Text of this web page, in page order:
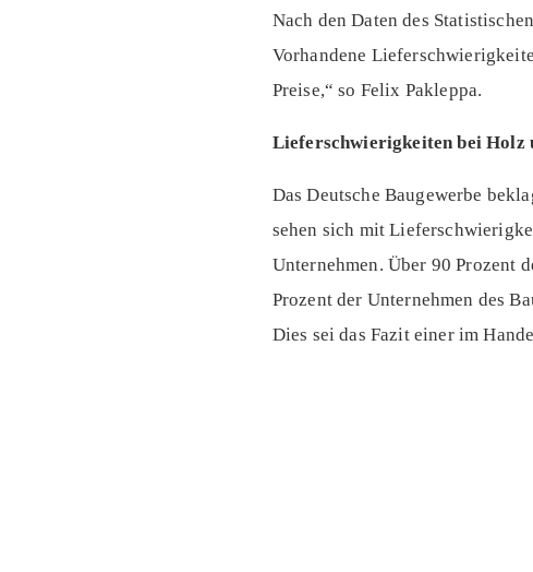
Nach den Daten des
Vorhandene
Preise,“ so Felix Pakleppa.
Lieferschwierigkeiten bei Holz
Das Deutsche Baugewerbe
sehen sich mit
Unternehmen. Über 90 Prozent
Prozent der Unternehmen des
Dies sei das Fazit einer im